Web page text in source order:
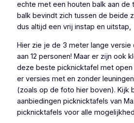
echte met een houten balk aan de
balk bevindt zich tussen de beide
dus altijd een vrij instap en uitstap,
Hier zie je de 3 meter lange
aan 12 personen! Maar er zijn ook
deze beste picknicktafel met open
er versies met en zonder
(zoals op de foto hier boven). Kijk
aanbiedingen picknicktafels van
picknicktafels voor alle